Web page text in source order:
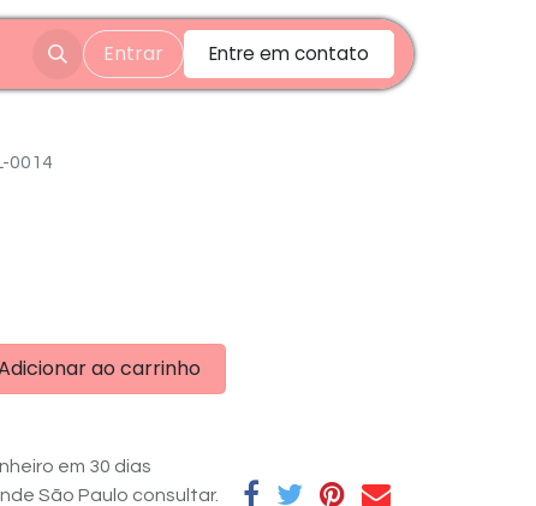
Entrar Entre em contato
0014
ao carrinho
em 30 dias
São Paulo consultar.